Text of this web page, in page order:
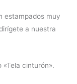
estampados muy
a nuestra
cinturón».